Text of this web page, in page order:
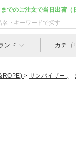
でのご注文で当日出荷（
ンド カテゴ
> サンバイザー 、